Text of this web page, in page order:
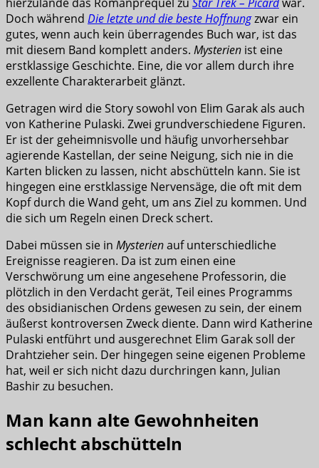
Doch während Die letzte und die beste Hoffnungzwar ein
gutes, wenn auch kein überragendes Buch war, ist das
mit diesem Band komplett anders. Mysterien ist eine
erstklassige Geschichte. Eine, die vor allem durch ihre
exzellente Charakterarbeit glänzt.
Getragen wird die Story sowohl von Elim Garak als auch
von Katherine Pulaski. Zwei grundverschiedene Figuren.
Er ist der geheimnisvolle und häufig unvorhersehbar
agierende Kastellan, der seine Neigung, sich nie in die
Karten blicken zu lassen, nicht abschütteln kann. Sie ist
hingegen eine erstklassige Nervensäge, die oft mit dem
Kopf durch die Wand geht, um ans Ziel zu kommen. Und
die sich um Regeln einen Dreck schert.
Dabei müssen sie in Mysterienauf unterschiedliche
Ereignisse reagieren. Da ist zum einen eine
Verschwörung um eine angesehene Professorin, die
plötzlich in den Verdacht gerät, Teil eines Programms
des obsidianischen Ordens gewesen zu sein, der einem
äußerst kontroversen Zweck diente. Dann wird Katherine
Pulaski entführt und ausgerechnet Elim Garak soll der
Drahtzieher sein. Der hingegen seine eigenen Probleme
hat, weil er sich nicht dazu durchringen kann, Julian
Bashir zu besuchen.
Man kann alte Gewohnheiten
schlecht abschütteln